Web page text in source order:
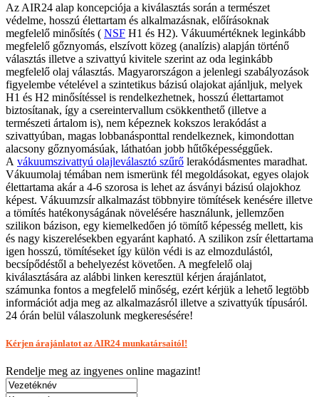
Az AIR24 alap koncepciója a kiválasztás során a természet
védelme, hosszú élettartam és alkalmazásnak, előírásoknak
megfelelő minősítés ( NSF H1 és H2). Vákuumértéknek leginkább
megfelelő gőznyomás, elszívott közeg (analízis) alapján történő
választás illetve a szivattyú kivitele szerint az oda leginkább
megfelelő olaj választás. Magyarországon a jelenlegi szabályozások
figyelembe vételével a szintetikus bázisú olajokat ajánljuk, melyek
H1 és H2 minősítéssel is rendelkezhetnek, hosszú élettartamot
biztosítanak, így a csereintervallum csökkenthető (illetve a
természeti ártalom is), nem képeznek kokszos lerakódást a
szivattyúban, magas lobbanásponttal rendelkeznek, kimondottan
alacsony gőznyomásúak, láthatóan jobb hűtőképességgűek.
A vákuumszivattyú olajleválasztó szűrő lerakódásmentes maradhat.
Vákuumolaj témában nem ismerünk fél megoldásokat, egyes olajok
élettartama akár a 4-6 szorosa is lehet az ásványi bázisú olajokhoz
képest. Vákuumzsír alkalmazást többnyire tömítések kenésére illetve
a tömítés hatékonyságának növelésére használunk, jellemzően
szilikon bázison, egy kiemelkedően jó tömítő képesség mellett, kis
és nagy kiszerelésekben egyaránt kapható. A szilikon zsír élettartama
igen hosszú, tömítéseket így külön védi is az elmozdulástól,
becsípődéstől a behelyezést követően. A megfelelő olaj
kiválasztására az alábbi linken keresztül kérjen árajánlatot,
számunka fontos a megfelelő minőség, ezért kérjük a lehető legtöbb
információt adja meg az alkalmazásról illetve a szivattyúk típusáról.
24 órán belül válaszolunk megkeresésére!
Kérjen árajánlatot az AIR24 munkatársaitól!
Rendelje meg az ingyenes online magazint!